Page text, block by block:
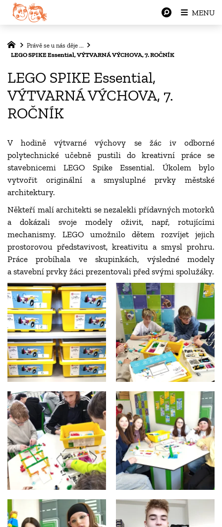
Právě se u nás děje ...
LEGO SPIKE Essential, VÝTVARNÁ VÝCHOVA, 7. ROČNÍK
LEGO SPIKE Essential,
VÝTVARNÁ VÝCHOVA, 7.
ROČNÍK
V hodině výtvarné výchovy se žác iv odborné
polytechnické učebně pustili do kreativní práce se
stavebnicemi LEGO Spike Essential. Úkolem bylo
vytvořit originální a smysluplné prvky městské
architektury.
Někteří malí architekti se nezalekli přídavných motorků
a dokázali svoje modely oživit, např, rotujícími
mechanismy. LEGO umožnilo dětem rozvíjet jejich
prostorovou představivost, kreativitu a smysl prohru.
Práce probíhala ve skupinkách, výsledné modely
a stavební prvky žáci prezentovali před svými spolužáky.
MENU